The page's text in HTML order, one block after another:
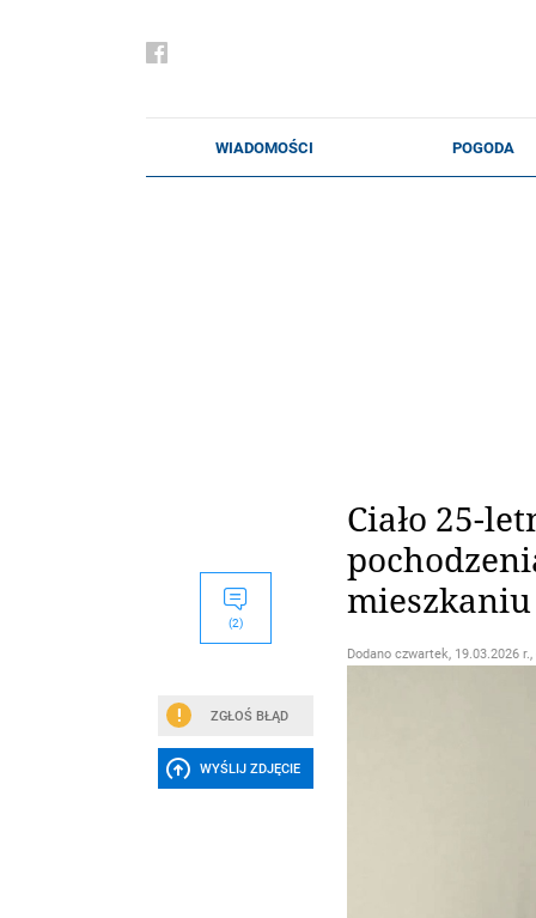
(2)
ZGŁOŚ BŁĄD
WYŚLIJ ZDJĘCIE
Ciało 25-
mieszkaniu
Dodano czwartek, 19.03.2026 r.,